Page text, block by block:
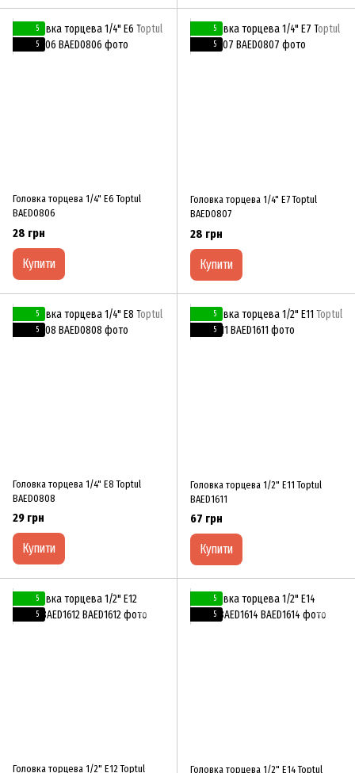
5
5
Головка торцева 1/4" E6 Toptul
BAED0806
28 грн
Купити
5
5
Головка торцева 1/4" E7 Toptul
BAED0807
28 грн
Купити
5
5
Головка торцева 1/4" E8 Toptul
BAED0808
29 грн
Купити
5
5
Головка торцева 1/2" E11 Toptul
BAED1611
67 грн
Купити
5
5
Головка торцева 1/2" E12 Toptul
5
5
Головка торцева 1/2" E14 Toptul